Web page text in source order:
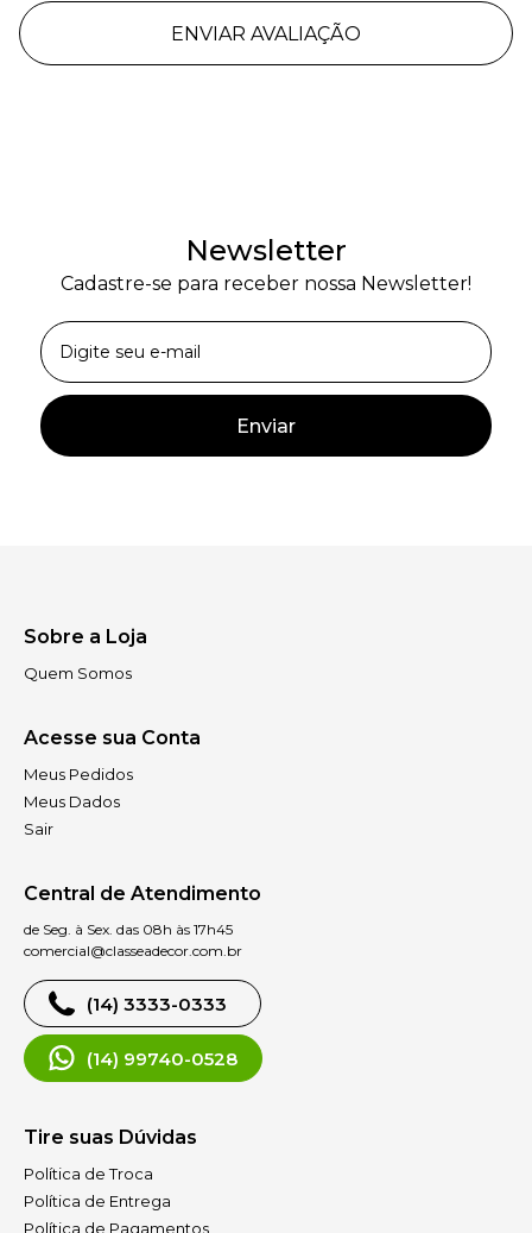
ENVIAR AVALIAÇÃO
Newsletter
Cadastre-se para receber nossa Newsletter!
Enviar
Sobre a Loja
Quem Somos
Acesse sua Conta
Meus Pedidos
Meus Dados
Sair
Central de Atendimento
de Seg. à Sex. das 08h às 17h45
comercial@classeadecor.com.br
(14) 3333-0333
(14) 99740-0528
Tire suas Dúvidas
Política de Troca
Política de Entrega
Política de Pagamentos